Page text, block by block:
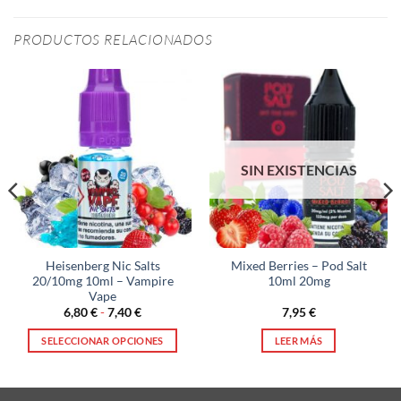
PRODUCTOS RELACIONADOS
Heisenberg Nic Salts
20/10mg 10ml – Vampire
Vape
6,80€-7,40€Rango
precios:
desde
SELECCIONAR OPCIONES
SIN EXISTENCIAS
Mixed Berries – Pod Salt
10ml 20mg
7,95€
LEER MÁS